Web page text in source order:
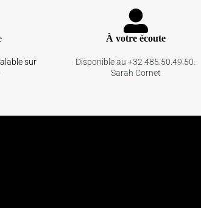
sur
À votre écoute
Disponible au +32 485.50.49.50.
Sarah Cornet